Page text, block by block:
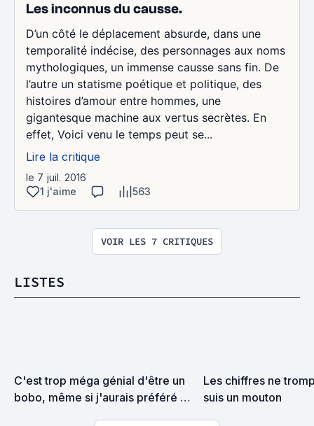
Les inconnus du causse.
D’un côté le déplacement absurde, dans une
temporalité indécise, des personnages aux noms
mythologiques, un immense causse sans fin. De
l’autre un statisme poétique et politique, des
histoires d’amour entre hommes, une
gigantesque machine aux vertus secrètes. En
effet, Voici venu le temps peut se...
Lire la critique
le 7 juil. 2016
1 j'aime
563
VOIR LES 7 CRITIQUES
LISTES
C'est trop méga génial d'être un
bobo, même si j'aurais préféré
Les chiffres ne
suis un mouton